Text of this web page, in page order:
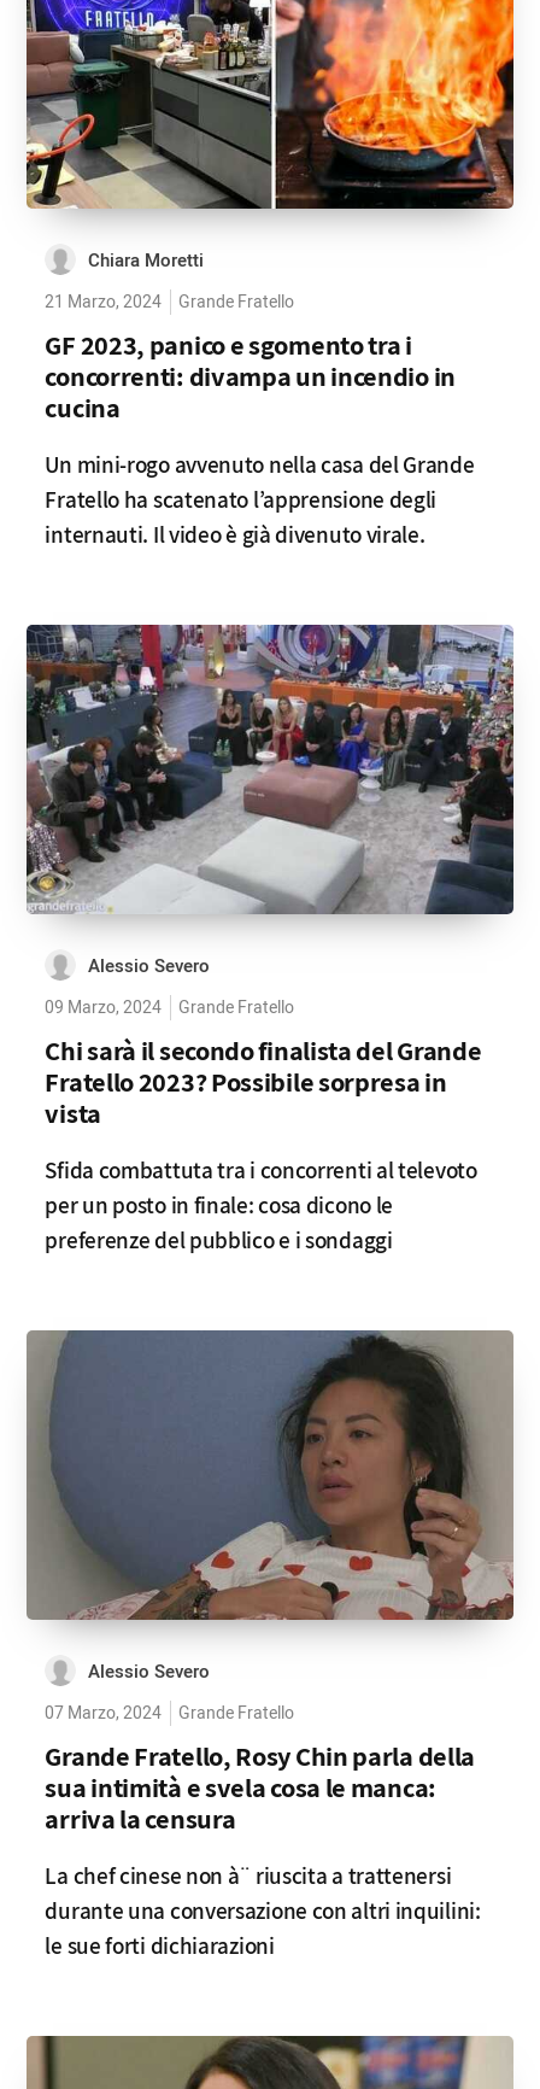
Chiara Moretti
21 Marzo, 2024 Grande Fratello
GF 2023, panico e sgomento tra i
concorrenti: divampa un incendio in
cucina
Un mini-rogo avvenuto nella casa del Grande
Fratello ha scatenato l’apprensione degli
internauti. Il video è già divenuto virale.
Alessio Severo
09 Marzo, 2024 Grande Fratello
Chi sarà il secondo finalista del Grande
Fratello 2023? Possibile sorpresa in
vista
Sfida combattuta tra i concorrenti al televoto
per un posto in finale: cosa dicono le
preferenze del pubblico e i sondaggi
Alessio Severo
07 Marzo, 2024 Grande Fratello
Grande Fratello, Rosy Chin parla della
sua intimità e svela cosa le manca:
arriva la censura
La chef cinese non à¨ riuscita a trattenersi
durante una conversazione con altri inquilini:
le sue forti dichiarazioni